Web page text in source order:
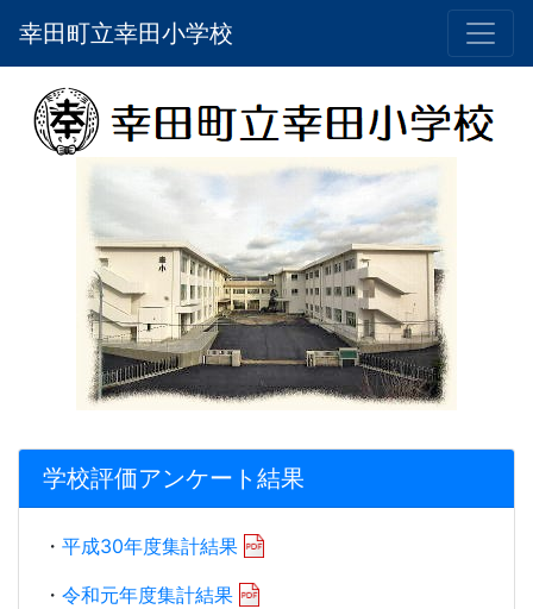
幸田町立幸田小学校
学校評価アンケート結果
・ 平成30年度集計結果
・ 令和元年度集計結果